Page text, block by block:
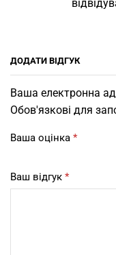
ДОДАТИ ВІДГУК
Ваша електронна
Обов'язкові для
Ваша оцінка *
Ваш відгук *